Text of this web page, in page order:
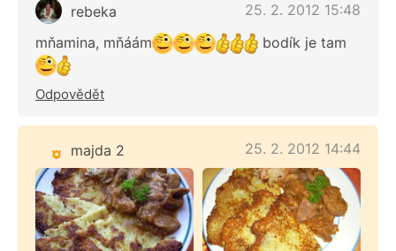
rebeka
25. 2. 2012 15:48
mňamina, mňáám
bodík je tam
Odpovědět
majda 2 25. 2. 2012 14:44